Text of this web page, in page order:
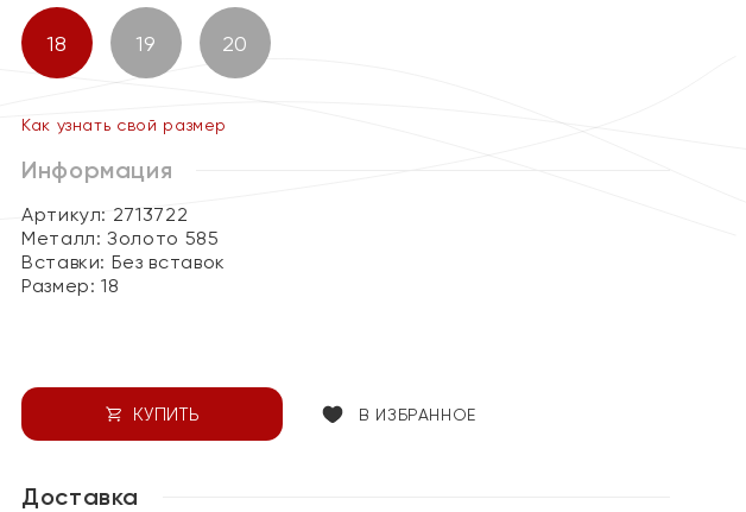
18 19 20
Как узнать свой размер
Информация
Артикул: 2713722
Металл:Золото 585
Вставки: Без вставок
Размер:18
КУПИТЬ В ИЗБРАННОЕ
Доставка